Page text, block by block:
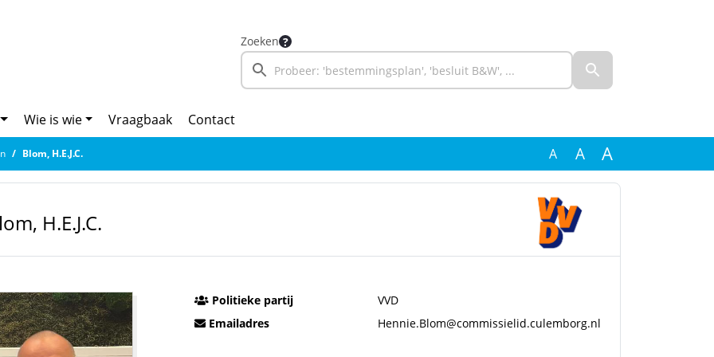
Zoeken
Wie is wie Vraagbaak Contact
Blom, H.E.J.C. A A A
H.E.J.C.
Politieke partij
VVD
Emailadres
Hennie.Blom@commissielid.culemborg.nl